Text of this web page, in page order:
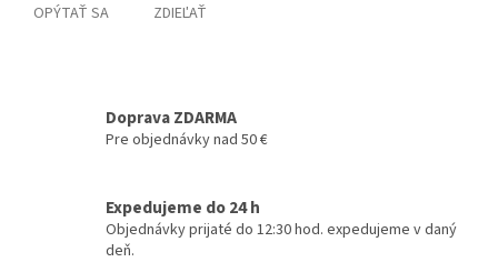
OPÝTAŤ SA ZDIEĽAŤ
Doprava ZDARMA
Pre objednávky nad 50 €
Expedujeme do 24 h
Objednávky prijaté do 12:30 hod. expedujeme v daný
deň.